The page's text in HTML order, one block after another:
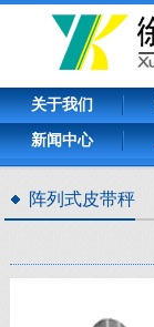
关于我们
新闻中心
阵列式皮带秤